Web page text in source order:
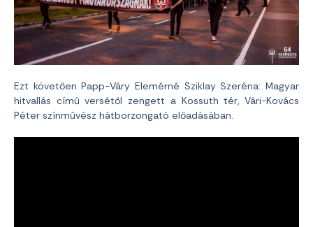
Ezt követően Papp-Váry Elemérné Sziklay Szeréna: Magyar
hitvallás című versétől zengett a Kossuth tér, Vári-Kovács
Péter színművész hátborzongató előadásában.